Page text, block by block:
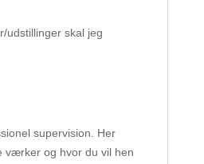
udstillinger skal jeg
supervision. Her
værker og hvor du vil hen